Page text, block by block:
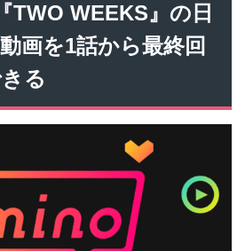
TWO WEEKS』の日
画を1話から最終回
る